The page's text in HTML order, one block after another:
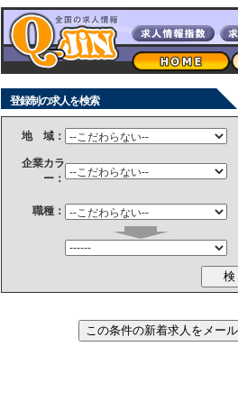
登録制の求人を検索
地 域：
企業カラ
ー：
職種：